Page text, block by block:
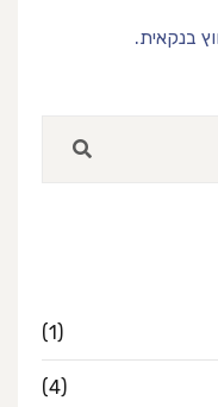
בנקאית.
(1)
(4)